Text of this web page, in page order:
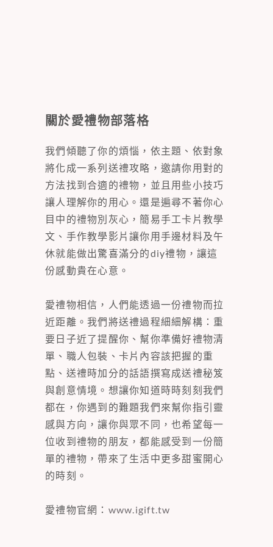
關於愛禮物部落格
我們傾聽了你的煩惱，依主題、依對象
將化成一系列送禮攻略，邀請你用對的
方法找到合適的禮物，並且用些小技巧
讓人理解你的用心。還是遍尋不著你心
目中的禮物別灰心，簡易手工卡片教學
文、手作教學影片讓你用手邊材料及午
休就能做出驚喜滿分的diy禮物，讓這
份感動貴在心意。
愛禮物相信，人們能透過一份禮物而拉
近距離。我們將送禮過程細細解構：重
要日子近了提醒你、幫你準備好禮物清
單、職人包裝、卡片內容該把握的重
點、送禮時加分的話語撰寫成送禮秘笈
與創意情境。想讓你知道時時刻刻我們
都在，你遇到的難題我們來幫你指引靈
感與方向，讓你與眾不同，也希望每一
位收到禮物的朋友，都能感受到一份簡
單的禮物，帶來了生活中更多甜蜜開心
的時刻。
愛禮物官網： www.igift.tw